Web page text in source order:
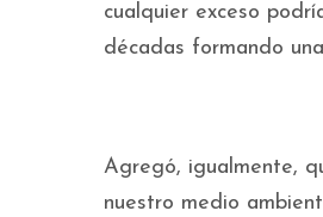
cualquier exceso
décadas formando
Agregó, igualmente,
nuestro medio